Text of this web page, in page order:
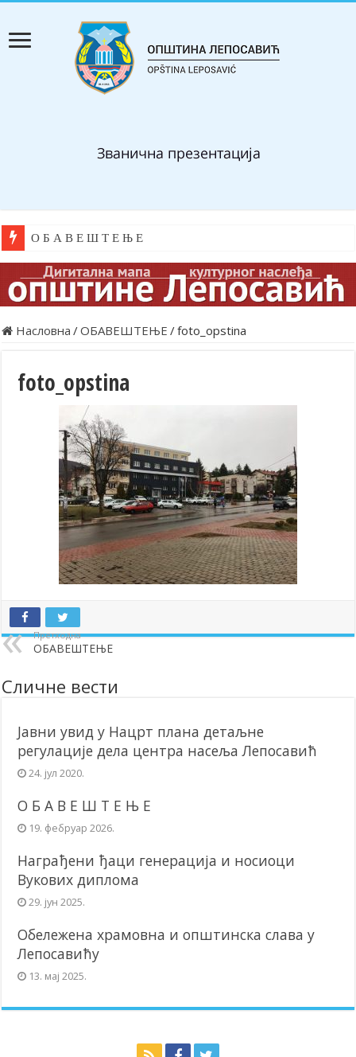
О Б А В Е Ш Т Е Њ Е
Насловна /ОБАВЕШТЕЊЕ /foto_opstina
foto_opstina
Претходна
ОБАВЕШТЕЊЕ
Сличне вести
Јавни увид у Нацрт плана детаљне
регулације дела центра насеља Лепосавић
24. јул 2020.
О Б А В Е Ш Т Е Њ Е
19. фебруар 2026.
Награђени ђаци генерација и носиоци
Вукових диплома
29. јун 2025.
Обележена храмовна и општинска слава у
Лепосавићу
13. мај 2025.